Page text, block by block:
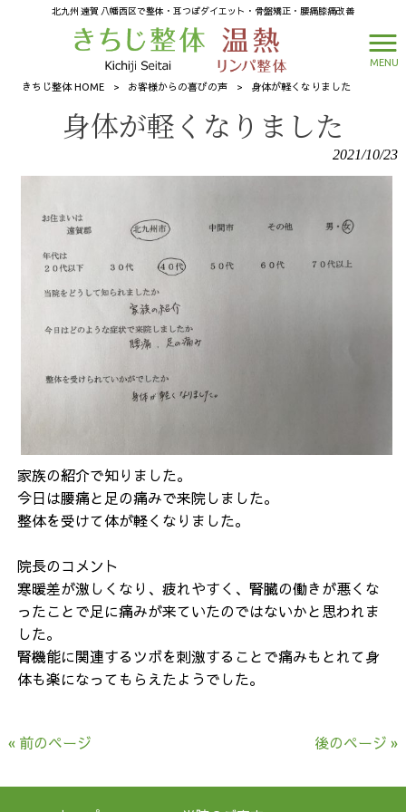
北九州 遠賀 八幡西区で整体・耳つぼダイエット・骨盤矯正・腰痛膝痛改善
MENU
きちじ整体 HOME > お客様からの喜びの声 > 身体が軽くなりました
身体が軽くなりました
2021/10/23
家族の紹介で知りました。
今日は腰痛と足の痛みで来院しました。
整体を受けて体が軽くなりました。
院長のコメント
寒暖差が激しくなり、疲れやすく、腎臓の働きが悪くな
ったことで足に痛みが来ていたのではないかと思われま
した。
腎機能に関連するツボを刺激することで痛みもとれて身
体も楽になってもらえたようでした。
« 前のページ 後のページ »